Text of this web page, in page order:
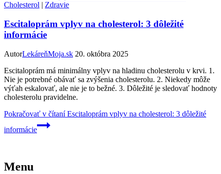
Cholesterol | Zdravie
Escitaloprám vplyv na cholesterol: 3 dôležité
informácie
AutorLekáreňMoja.sk 20. októbra 2025
Escitaloprám má minimálny vplyv na hladinu cholesterolu v krvi. 1.
Nie je potrebné obávať sa zvýšenia cholesterolu. 2. Niekedy môže
výťah eskalovať, ale nie je to bežné. 3. Dôležité je sledovať hodnoty
cholesterolu pravidelne.
Pokračovať v čítaníEscitaloprám vplyv na cholesterol: 3 dôležité
informácie
Menu